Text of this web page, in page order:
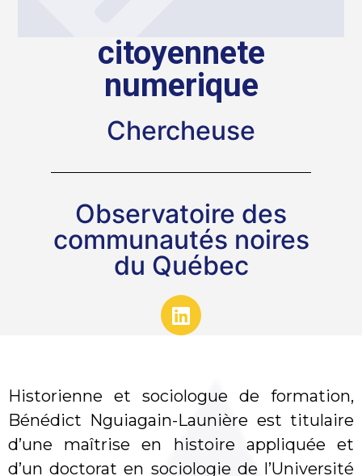
citoyennete
numerique
Chercheuse
Observatoire des
communautés noires
du Québec
Historienne et sociologue de formation,
Bénédict Nguiagain-Launière est titulaire
d’une maîtrise en histoire appliquée et
d’un doctorat en sociologie de l’Université